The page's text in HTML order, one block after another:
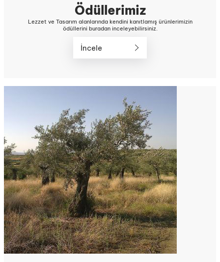
Ödüllerimiz
Lezzet ve Tasarım alanlarında kendini kanıtlamış ürünlerimizin
ödüllerini buradan inceleyebilirsiniz.
İncele